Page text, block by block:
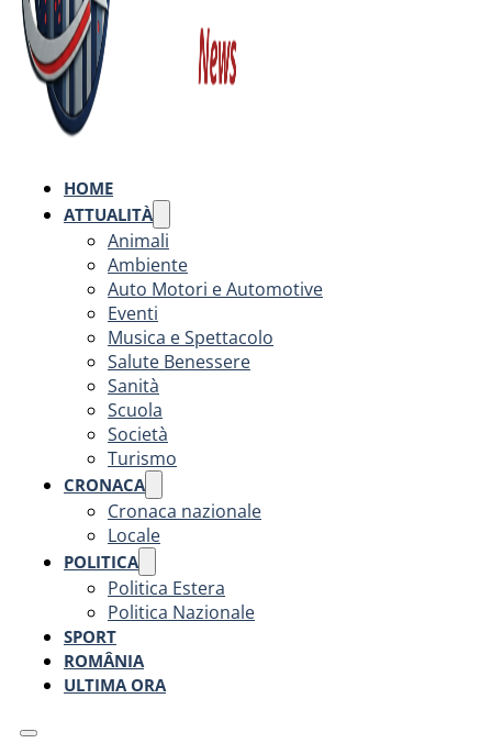
HOME
ATTUALITÀ
Animali
Ambiente
Auto Motori e Automotive
Eventi
Musica e Spettacolo
Salute Benessere
Sanità
Scuola
Società
Turismo
CRONACA
Cronaca nazionale
Locale
POLITICA
Politica Estera
Politica Nazionale
SPORT
ROMÂNIA
ULTIMA ORA